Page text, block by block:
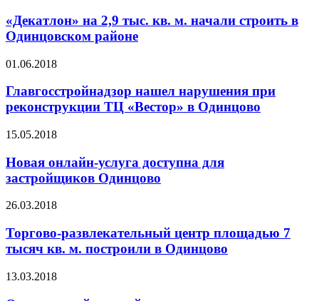
«Декатлон» на 2,9 тыс. кв. м. начали строить в
Одинцовском районе
01.06.2018
Главгосстройнадзор нашел нарушения при
реконструкции ТЦ «Вестор» в Одинцово
15.05.2018
Новая онлайн-услуга доступна для
застройщиков Одинцово
26.03.2018
Торгово-развлекательный центр площадью 7
тысяч кв. м. построили в Одинцово
13.03.2018